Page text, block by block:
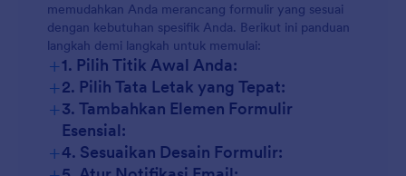
memudahkan Anda merancang formulir yang sesuai
dengan kebutuhan spesifik Anda. Berikut ini panduan
langkah demi langkah untuk memulai:
+1. Pilih Titik Awal Anda:
+2. Pilih Tata Letak yang Tepat:
+3. Tambahkan Elemen Formulir
Esensial:
+4. Sesuaikan Desain Formulir: